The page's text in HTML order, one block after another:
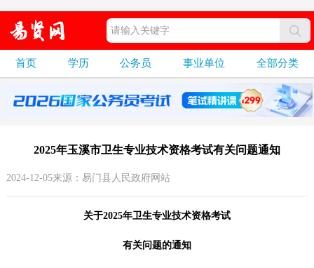
首页 学历 公务员 事业单位 全部分类
2025年玉溪市卫生专业技术资格考试有关问题通知
2024-12-05来源：易门县人民政府网站
关于2025年卫生专业技术资格考试
有关问题的通知